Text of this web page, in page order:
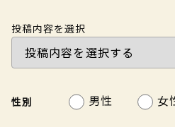
投稿内容を選択
性別 男性 女